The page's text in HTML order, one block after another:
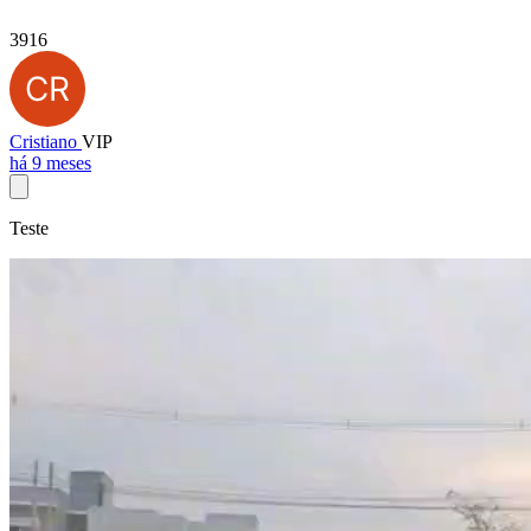
3916
Cristiano VIP
há 9 meses
Teste